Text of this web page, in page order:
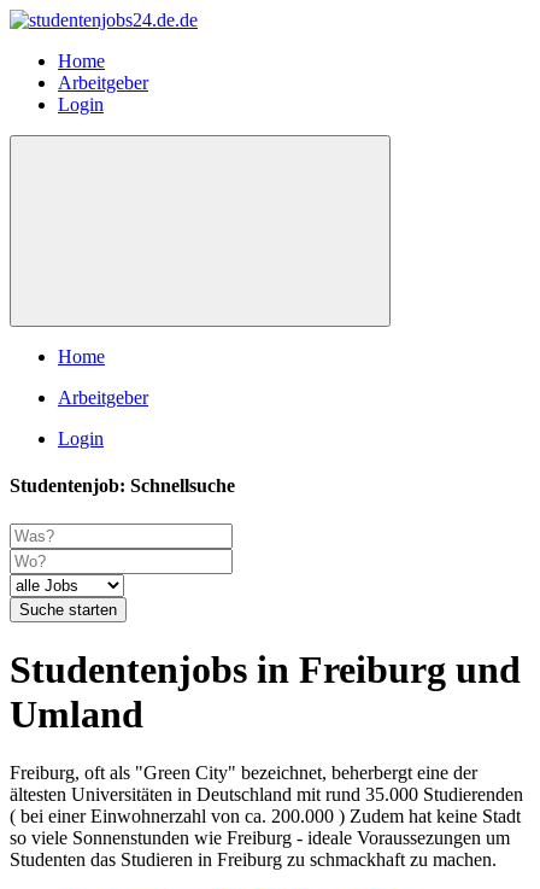
Home
Arbeitgeber
Login
Home
Arbeitgeber
Login
Studentenjob: Schnellsuche
Suche starten
Studentenjobs in Freiburg und
Umland
Freiburg, oft als "Green City" bezeichnet, beherbergt eine der
ältesten Universitäten in Deutschland mit rund 35.000 Studierenden
( bei einer Einwohnerzahl von ca. 200.000 ) Zudem hat keine Stadt
so viele Sonnenstunden wie Freiburg - ideale Voraussezungen um
Studenten das Studieren in Freiburg zu schmackhaft zu machen.